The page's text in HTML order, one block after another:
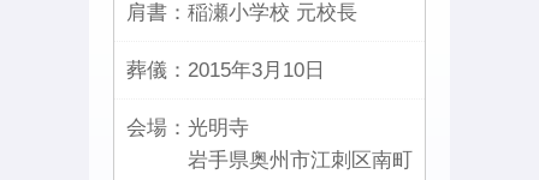
肩書： 稲瀬小学校 元校長
葬儀： 2015年3月10日
会場： 光明寺
岩手県奥州市江刺区南町